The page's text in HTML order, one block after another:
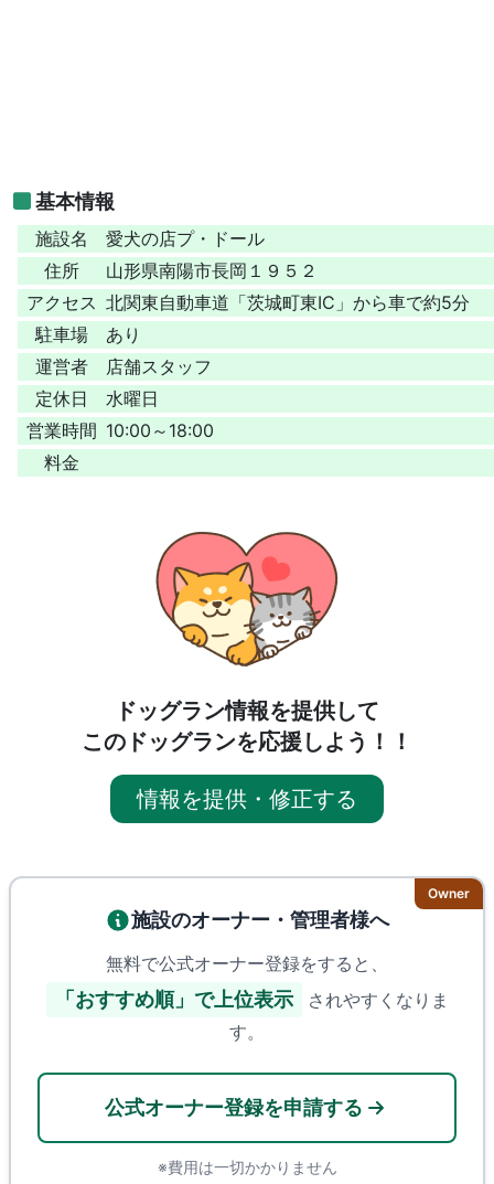
基本情報
施設名
愛犬の店プ・ドール
住所
山形県南陽市長岡１９５２
アクセス 北関東自動車道「茨城町東IC」から車で約5分
駐車場
あり
運営者
店舗スタッフ
定休日
水曜日
営業時間 10:00～18:00
料金
ドッグラン情報を提供して
このドッグランを応援しよう！！
情報を提供・修正する
Owner
施設のオーナー・管理者様へ
無料で公式オーナー登録をすると、
「おすすめ順」で上位表示
されやすくなりま
す。
公式オーナー登録を申請する
※費用は一切かかりません